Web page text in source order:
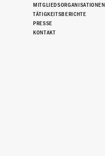
MITGLIEDSORGANISATIONEN
TÄTIGKEITSBERICHTE
PRESSE
KONTAKT